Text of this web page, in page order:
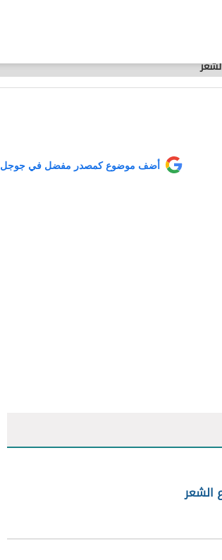
أضف موضوع كمصدر مفضل في جوجل
الشعر